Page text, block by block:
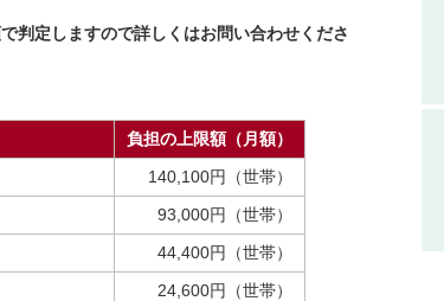
判定しますので詳しくはお問い合わせくださ
負担の上限額（月額）
140,100円（世帯）
93,000円（世帯）
44,400円（世帯）
24,600円（世帯）